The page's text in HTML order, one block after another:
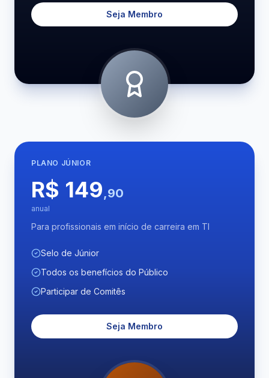
Seja Membro
PLANO JÚNIOR
R$ 149,90
anual
Para profissionais em início de carreira em TI
Selo de Júnior
Todos os benefícios do Público
Participar de Comitês
Seja Membro